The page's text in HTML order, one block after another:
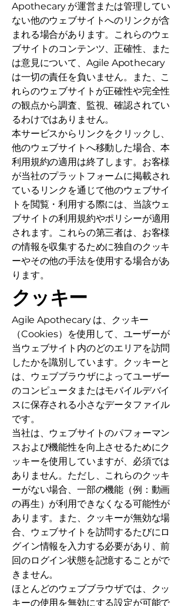
Apothecary が運営または管理してい
ない他のウェブサイトへのリンクが含
まれる場合があります。これらのウェ
ブサイトのコンテンツ、正確性、また
は意見について、Agile Apothecary
は一切の責任を負いません。また、こ
れらのウェブサイトが正確性や完全性
の観点から調査、監視、確認されてい
るわけではありません。
本サービスからリンクをクリックし、
他のウェブサイトへ移動した場合、本
利用規約の適用は終了します。お客様
が当社のプラットフォームに掲載され
ているリンクを通じて他のウェブサイ
トを閲覧・利用する際には、当該ウェ
ブサイトの利用規約やポリシーが適用
されます。これらの第三者は、お客様
の情報を収集するために独自のクッキ
ーやその他の手法を使用する場合があ
ります。
クッキー
Agile Apothecary は、クッキー
（Cookies）を使用して、ユーザーが
当ウェブサイト内のどのエリアを訪問
したかを識別しています。クッキーと
は、ウェブブラウザによってユーザー
のコンピュータまたはモバイルデバイ
スに保存される小さなデータファイル
です。
当社は、ウェブサイトのパフォーマン
スおよび機能性を向上させるためにク
ッキーを使用していますが、必須では
ありません。ただし、これらのクッキ
ーがない場合、一部の機能（例：動画
の再生）が利用できなくなる可能性が
あります。また、クッキーが無効な場
合、ウェブサイトを訪問するたびにロ
グイン情報を入力する必要があり、前
回のログイン状態を記憶することがで
きません。
ほとんどのウェブブラウザでは、クッ
キーの使用を無効にする設定が可能で